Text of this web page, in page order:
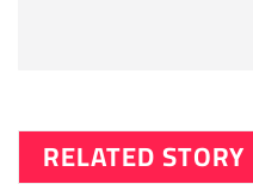
RELATED STORY